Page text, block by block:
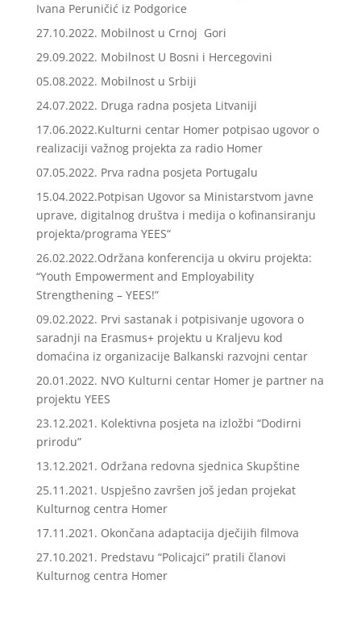
Ivana Peruničić iz Podgorice
27.10.2022. Mobilnost u Crnoj Gori
29.09.2022. Mobilnost U Bosni i Hercegovini
05.08.2022. Mobilnost u Srbiji
24.07.2022. Druga radna posjeta Litvaniji
17.06.2022.Kulturni centar Homer potpisao ugovor o
realizaciji važnog projekta za radio Homer
07.05.2022. Prva radna posjeta Portugalu
15.04.2022.Potpisan Ugovor sa Ministarstvom javne
uprave, digitalnog društva i medija o kofinansiranju
projekta/programa YEES“
26.02.2022.Održana konferencija u okviru projekta:
“Youth Empowerment and Employability
Strengthening – YEES!”
09.02.2022. Prvi sastanak i potpisivanje ugovora o
saradnji na Erasmus+ projektu u Kraljevu kod
domaćina iz organizacije Balkanski razvojni centar
20.01.2022. NVO Kulturni centar Homer je partner na
projektu YEES
23.12.2021. Kolektivna posjeta na izložbi “Dodirni
prirodu”
13.12.2021. Održana redovna sjednica Skupštine
25.11.2021. Uspješno završen još jedan projekat
Kulturnog centra Homer
17.11.2021. Okončana adaptacija dječijih filmova
27.10.2021. Predstavu “Policajci” pratili članovi
Kulturnog centra Homer